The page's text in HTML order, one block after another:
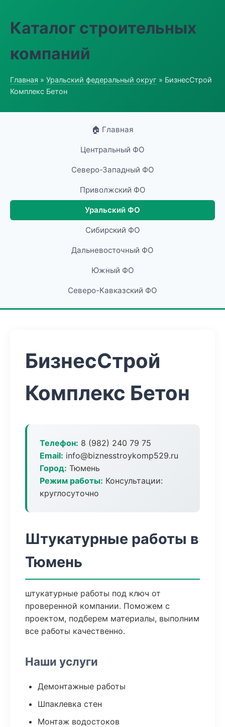
Каталог строительных
компаний
Главная » Уральский федеральный округ » БизнесСтрой
Комплекс Бетон
🏠 Главная
Центральный ФО
Северо-Западный ФО
Приволжский ФО
Уральский ФО
Сибирский ФО
Дальневосточный ФО
Южный ФО
Северо-Кавказский ФО
БизнесСтрой
Комплекс Бетон
Телефон: 8 (982) 240 79 75
Email: info@biznesstroykomp529.ru
Город: Тюмень
Режим работы: Консультации:
круглосуточно
Штукатурные работы в
Тюмень
штукатурные работы под ключ от
проверенной компании. Поможем с
проектом, подберем материалы, выполним
все работы качественно.
Наши услуги
Демонтажные работы
Шпаклевка стен
Монтаж водостоков